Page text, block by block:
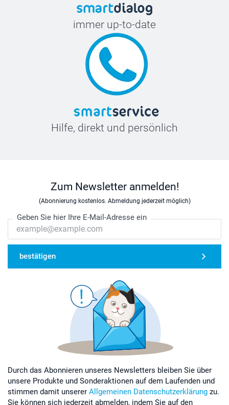
immer up-to-date
Hilfe, direkt und persönlich
Zum Newsletter anmelden!
(Abonnierung kostenlos. Abmeldung jederzeit möglich)
Geben Sie hier Ihre E-Mail-Adresse ein
bestätigen
Durch das Abonnieren unseres Newsletters bleiben Sie über
unsere Produkte und Sonderaktionen auf dem Laufenden und
stimmen damit unserer Allgemeinen Datenschutzerklärung zu.
Sie können sich jederzeit abmelden, indem Sie auf den